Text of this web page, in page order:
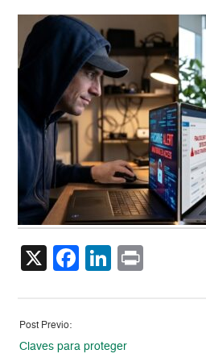
X Facebook
LinkedIn
Post Previo:
Claves para proteger